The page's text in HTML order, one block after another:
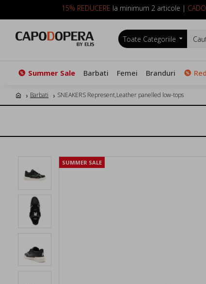
15% REDUCERE la minimum 2 articole |
Toate Categoriile
Summer Sale Barbati Femei Branduri
Barbati SNEAKERS Represent,Leather panelled low-tops
SUMMER SALE